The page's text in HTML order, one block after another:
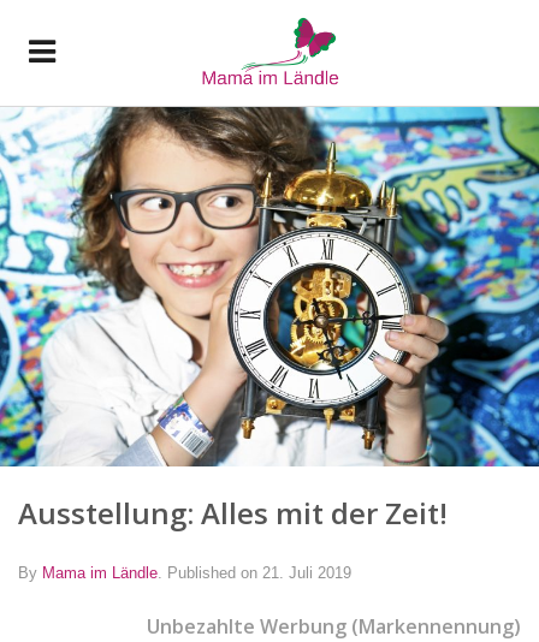
Ausstellung: Alles mit der Zeit!
By Mama im Ländle. Published on 21. Juli 2019
Unbezahlte Werbung (Markennennung)